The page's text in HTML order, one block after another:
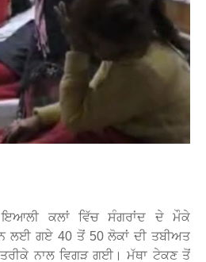
ਕਲਾਂ ਵਿੱਚ ਸੰਗਰਾਂਦ ਦੇ ਮੌਕੇ
ਲਈ ਗਏ 40 ਤੋਂ 50 ਲੋਕਾਂ ਦੀ ਤਬੀਅਤ
ਨਾਲ ਵਿਗੜ ਗਈ। ਮੱਥਾ ਟੇਕਣ ਤੋਂ